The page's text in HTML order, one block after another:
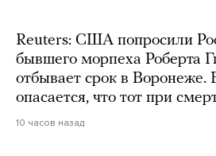
Reuters: США попросили
бывшего морпеха Роберта
отбывает срок в Воронеже.
опасается, что тот при
10 часов назад